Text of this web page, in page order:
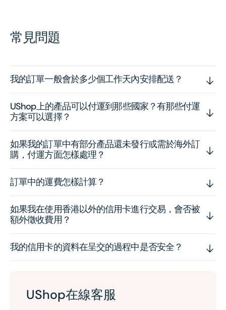
常見問題
我的訂單一般會於多少個工作天內安排配送？
UShop上的產品可以付運到那些國家？有那些付運
方案可以選擇？
如果我的訂單中有部分產品還未發行或需於海外訂
購，付運方面怎樣處理？
訂單中的運費怎樣計算？
如果我在使用香港以外的信用卡進行交易，會否被
額外徵收費用？
我的信用卡的資料在呈交的過程中是否安全？
UShop在線客服